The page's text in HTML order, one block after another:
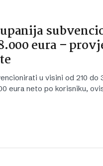
eura –
u visini od 210 do
eura neto po korisniku,